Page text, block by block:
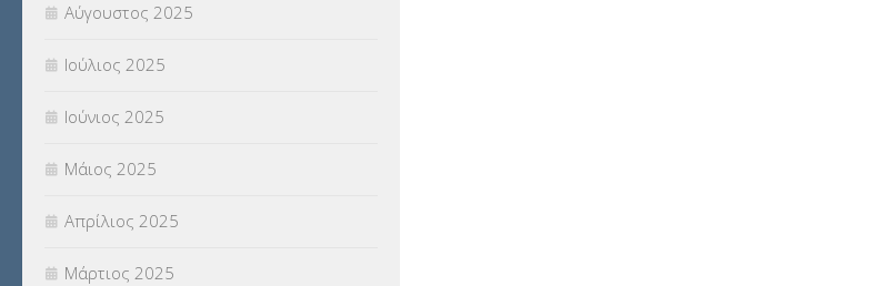
Αύγουστος 2025
Ιούλιος 2025
Ιούνιος 2025
Μάιος 2025
Απρίλιος 2025
Μάρτιος 2025